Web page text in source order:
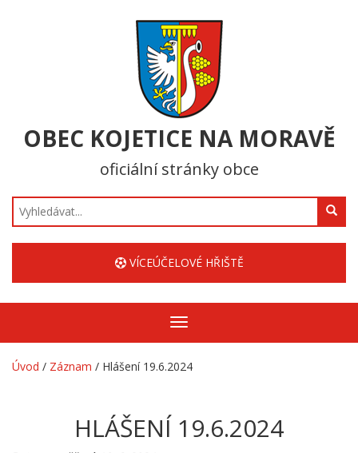
OBEC KOJETICE NA MORAVĚ
oficiální stránky obce
Hledat
VÍCEÚČELOVÉ HŘIŠTĚ
Zobrazit/skrýt
navigaci
Úvod / Záznam / Hlášení 19.6.2024
HLÁŠENÍ 19.6.2024